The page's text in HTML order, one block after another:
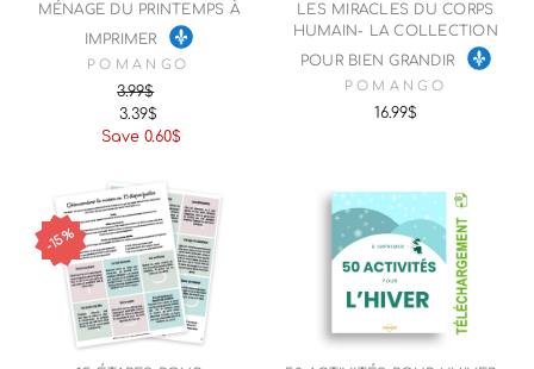
MÉNAGE DU PRINTEMPS À
IMPRIMER
POMANGO
Regular
price
3.99$
Sale
price
3.39$
Save 0.60$
LES MIRACLES DU CORPS
HUMAIN- LA COLLECTION
POUR BIEN GRANDIR
POMANGO
16.99$
15%